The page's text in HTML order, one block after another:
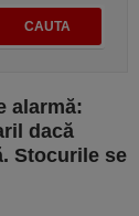
alarmă:
dacă
Stocurile se